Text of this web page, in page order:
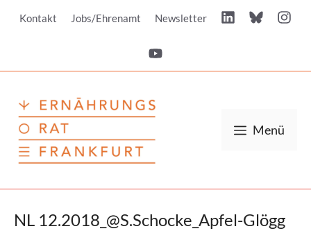
InhaltKontakt Jobs/Ehrenamt Newsletter
Menü
NL 12.2018_@S.Schocke_Apfel-Glögg